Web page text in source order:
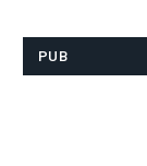
PUB